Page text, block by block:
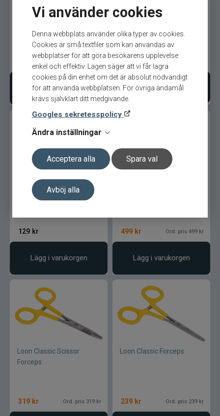
Vi använder cookies
Denna webbplats använder olika typer av cookies.
Cookies är små textfiler som kan användas av
webbplatser för att göra besökarens upplevelse
enkel och effektiv. Lagen säger att vi får lagra
cookies på din enhet om det är absolut nödvändigt
för att använda webbplatsen. För övriga ändamål
krävs självklart ditt medgivande.
Googles sekretesspolicy
Ändra inställningar
Acceptera alla Spara val
Avböj alla
Loon Large Caddy
Ord. pris 139 kr
Lägg i varukorgen
Loon Lanyard 5
Bevaka produkt
Loon Hook Hone
129 kr
Lägg i varukorgen
499 kr Ord. pris 499 kr
Lägg i varukorgen
Loon Classic Scissor
Forceps
319 kr Ord. pris 319 kr
Loon Classic Forceps
239 kr Ord. pris 239 kr